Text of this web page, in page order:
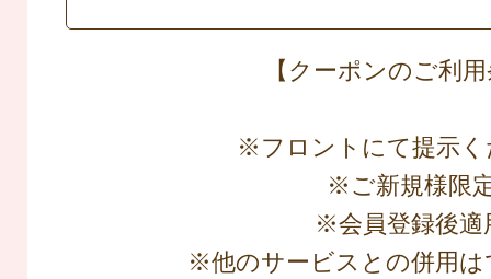
【クーポンのご利
※フロントにて提示く
※ご新規様限
※会員登録後適
※他のサービスとの併用